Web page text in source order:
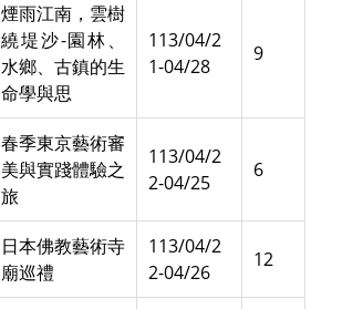
煙雨江南，雲樹
繞堤沙-園林、
水鄉、古鎮的生
命學與思
113/04/2
1-04/28
9
春季東京藝術審
美與實踐體驗之
旅
113/04/2
2-04/25
6
日本佛教藝術寺
廟巡禮
113/04/2
2-04/26
12